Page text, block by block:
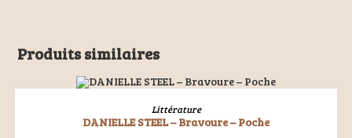
Produits similaires
LIRE LA SUITE
Littérature
DANIELLE STEEL – Bravoure – Poche